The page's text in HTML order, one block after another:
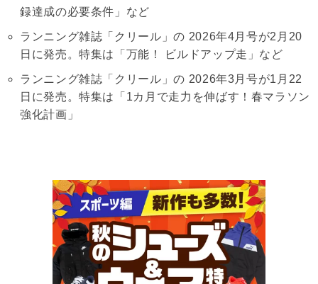
録達成の必要条件」など
ランニング雑誌「クリール」の 2026年4月号が2月20
日に発売。特集は「万能！ ビルドアップ走」など
ランニング雑誌「クリール」の 2026年3月号が1月22
日に発売。特集は「1カ月で走力を伸ばす！春マラソン
強化計画」